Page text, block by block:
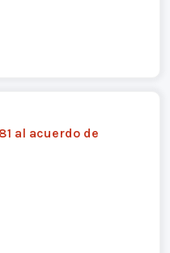
al acuerdo de